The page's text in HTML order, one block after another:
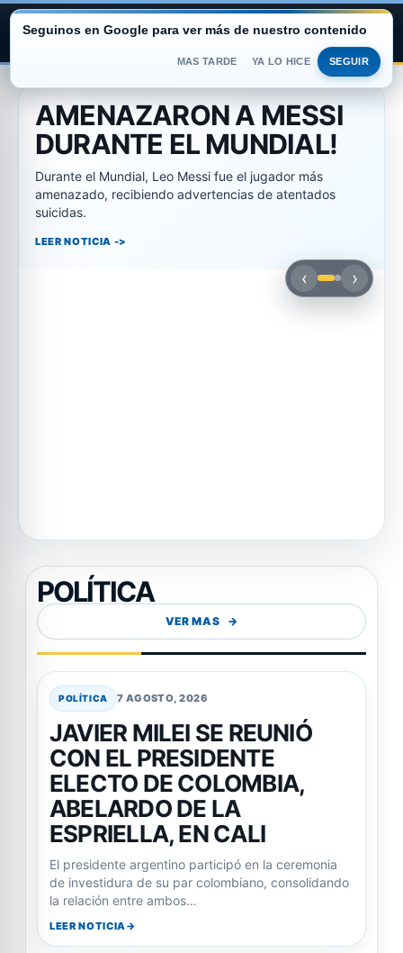
contenido
ARGENTINA PORTAL
AMENAZARON A MESSI
DURANTE EL MUNDIAL!
Durante el Mundial, Leo Messi fue el jugador más
amenazado, recibiendo advertencias de atentados
suicidas.
LEER NOTICIA
‹ ›
POLÍTICA
VER MAS
POLÍTICA 7 AGOSTO, 2026
JAVIER MILEI SE REUNIÓ
CON EL PRESIDENTE
ELECTO DE COLOMBIA,
ABELARDO DE LA
ESPRIELLA, EN CALI
El presidente argentino participó en la ceremonia
de investidura de su par colombiano, consolidando
la relación entre ambos…
LEER NOTICIA
Seguinos en Google para ver más de nuestro contenido
MAS TARDE YA LO HICE SEGUIR